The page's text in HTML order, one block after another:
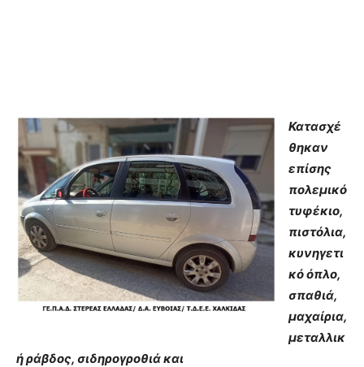
Κατασχέ
θηκαν
επίσης
πολεμικό
τυφέκιο,
πιστόλια,
κυνηγετι
κό όπλο,
σπαθιά,
μαχαίρια,
μεταλλικ
ή ράβδος, σιδηρογροθιά και